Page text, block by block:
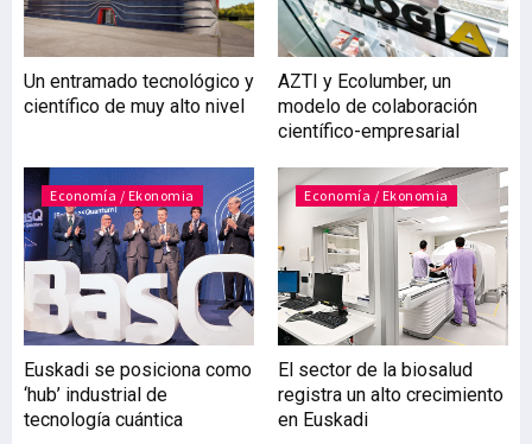
ciencia, tecnología e
innovación que
701 millones, lo que
representa un incremento
del 6,5% sobre las cuentas
de 2023. Es de destacar que
en esta legislatura que
ahora termina los recursos
destinados a estos
capítulos han registrado
un aumento acumulado
del 31%. Por
departamentos, los
mayores recursos (307,3
millones) se residencian
en el de Desarrollo
Un entramado tecnológico y
científico de muy alto nivel
AZTI y Ecolumber, un
modelo de colaboración
científico-empresarial
Economía / Ekonomia
Euskadi se posiciona como
‘hub’ industrial de
tecnología cuántica
Economía / Ekonomia
El sector de la biosalud
registra un alto crecimiento
en Euskadi